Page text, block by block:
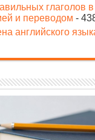
глаголов
и переводом -
английского